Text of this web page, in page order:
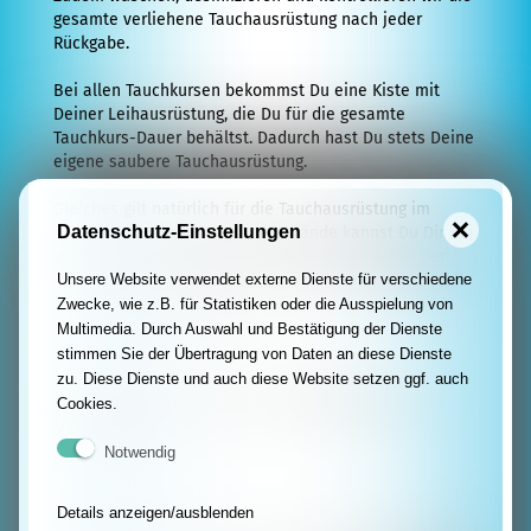
Assistant
Instructor
Trainer
Tauchshop
Tauchservice
Equipment-
Verleih
Service
Atemregler-
gesamte verliehene Tauchausrüstung nach jeder
Rückgabe.
Bei allen Tauchkursen bekommst Du eine Kiste mit
Deiner Leihausrüstung, die Du für die gesamte
Tauchkurs-Dauer behältst. Dadurch hast Du stets Deine
eigene saubere Tauchausrüstung.
Gleiches gilt natürlich für die Tauchausrüstung im
Verleih. Alle Ausrüstungsgegenstände kannst Du Dir bei
Stahlflaschen. Die rosten leider im Salzwasser schnell
und bleiben deshalb zu Hause.
Preise für die Tauchausrüstung im
Datenschutz-Einstellungen
Unsere Website verwendet externe Dienste für verschiedene
Zwecke, wie z.B. für Statistiken oder die Ausspielung von
Multimedia. Durch Auswahl und Bestätigung der Dienste
stimmen Sie der Übertragung von Daten an diese Dienste
zu. Diese Dienste und auch diese Website setzen ggf. auch
Cookies.
Notwendig
Details anzeigen/ausblenden